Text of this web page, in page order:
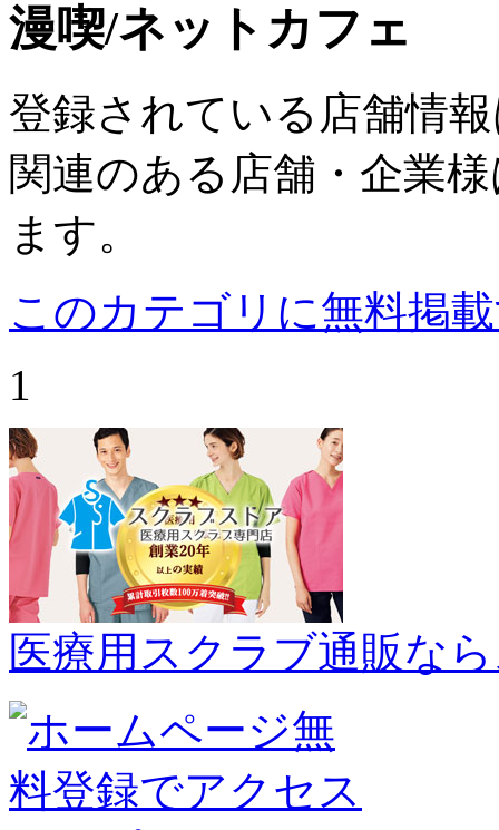
漫喫/ネットカフェ
登録されている店舗情
関連のある店舗・企業
ます。
このカテゴリに無料掲
1
医療用スクラブ通販な